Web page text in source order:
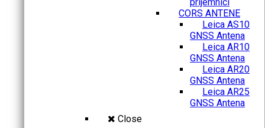
CORS ANTENE
Leica AS10
GNSS Antena
Leica AR10
GNSS Antena
Leica AR20
GNSS Antena
Leica AR25
GNSS Antena
Close